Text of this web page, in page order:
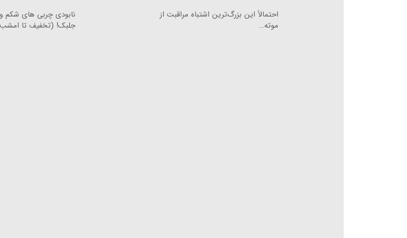
احتمالاً این بزرگ‌ترین اشتباه مراقبت از
موته...
نابودی چربی های شکم و
جلبک! (تخفیف تا